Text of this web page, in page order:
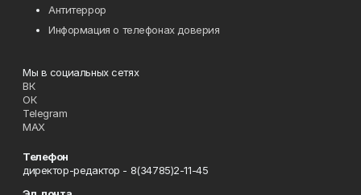
Антитеррор
Информация о телефонах доверия
Мы в социальных сетях
ВК
ОК
Telegram
MAX
Телефон
директор-редактор - 8(34785)2-11-45